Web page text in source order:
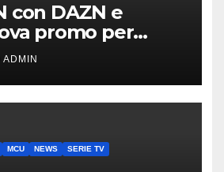
con DAZN e
promo per
ADMIN
MCU NEWS
SERIE TV